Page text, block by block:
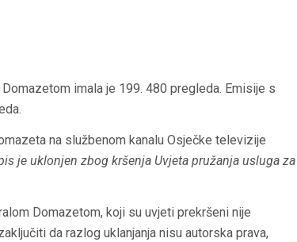
imala je 199. 480 pregleda. Emisije s
na službenom kanalu Osječke televizije
je uklonjen zbog kršenja Uvjeta pružanja usluga za
Domazetom, koji su uvjeti prekršeni nije
da razlog uklanjanja nisu autorska prava,